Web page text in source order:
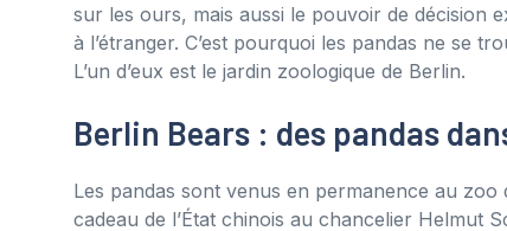
sur les ours, mais aussi le pouvoir de décision
à l’étranger. C’est pourquoi les pandas ne se
L’un d’eux est le jardin zoologique de Berlin.
Berlin Bears : des pandas
Les pandas sont venus en permanence au
cadeau de l’État chinois au chancelier Helmut